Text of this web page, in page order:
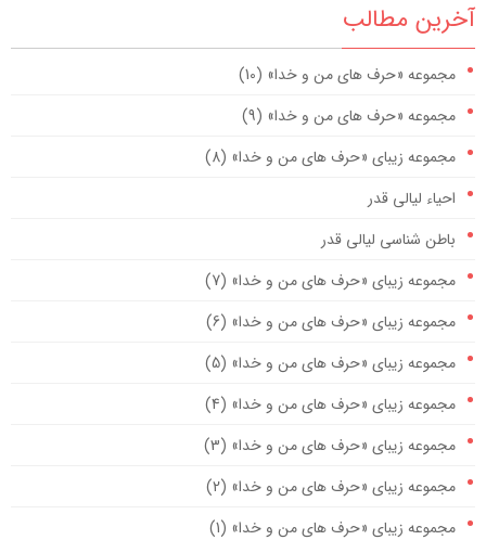
آخرین مطالب
مجموعه «حرف های من و خدا» (10)
مجموعه «حرف های من و خدا» (9)
مجموعه زیبای «حرف های من و خدا» (8)
احیاء لیالی قدر
باطن شناسی لیالی قدر
مجموعه زیبای «حرف های من و خدا» (7)
مجموعه زیبای «حرف های من و خدا» (6)
مجموعه زیبای «حرف های من و خدا» (5)
مجموعه زیبای «حرف های من و خدا» (4)
مجموعه زیبای «حرف های من و خدا» (3)
مجموعه زیبای «حرف های من و خدا» (2)
مجموعه زیبای «حرف های من و خدا» (1)